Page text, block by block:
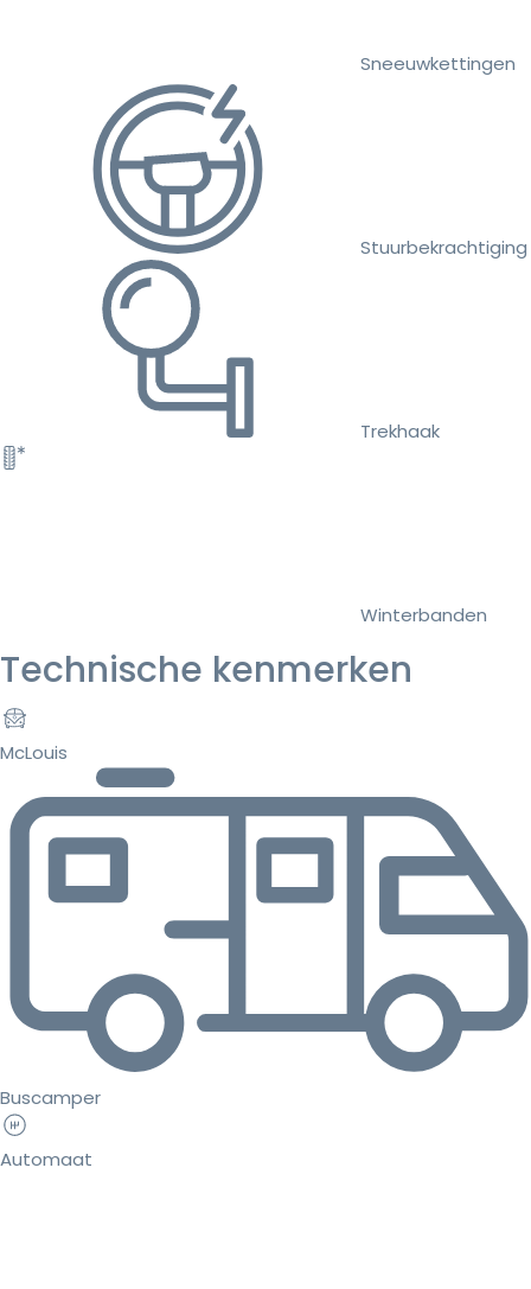
Sneeuwkettingen
Stuurbekrachtiging
Trekhaak
Winterbanden
Technische kenmerken
McLouis
Buscamper
Automaat